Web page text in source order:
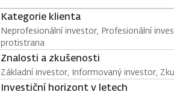
Kategorie klienta
Neprofesionální investor, Profesionální
protistrana
Znalosti a zkušenosti
Základní investor, Informovaný investor,
Investiční horizont v letech